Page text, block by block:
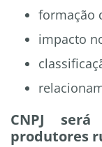
formação
impacto
CNPJ
produtores